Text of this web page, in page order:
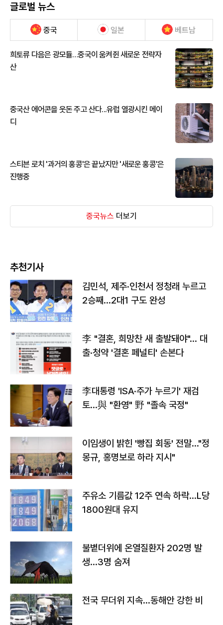
글로벌 뉴스
중국 일본 베트남
희토류 다음은 광모듈…중국이 움켜쥔 새로운 전략자
산
중국산 에어콘을 웃돈 주고 산다...유럽 열광시킨 메이
디
스티븐 로치 '과거의 홍콩'은 끝났지만 '새로운 홍콩'은
진행중
중국뉴스 더보기
추천기사
김민석, 제주·인천서 정청래 누르고
2승째…2대1 구도 완성
李 "결혼, 희망찬 새 출발돼야"… 대
출·청약 '결혼 페널티' 손본다
李대통령 'ISA·주가 누르기' 재검
토…與 "환영" 野 "졸속 국정"
이임생이 밝힌 '빵집 회동' 전말…"정
몽규, 홍명보로 하라 지시"
주유소 기름값 12주 연속 하락…L당
1800원대 유지
불볕더위에 온열질환자 202명 발
생…3명 숨져
전국 무더위 지속…동해안 강한 비